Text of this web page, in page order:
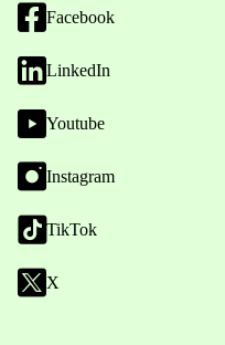
Facebook
LinkedIn
Youtube
Instagram
TikTok
X